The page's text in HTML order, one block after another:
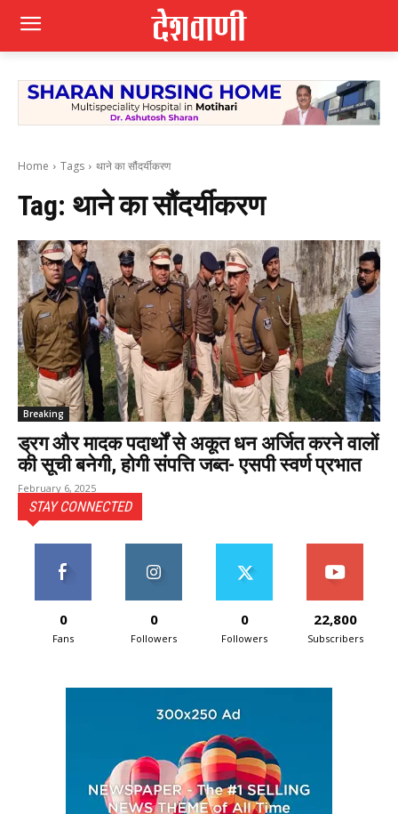
Home Tags थाने का सौंदर्यीकरण
Tag: थाने का सौंदर्यीकरण
Breaking
ड्रग और मादक पदार्थों से अकूत धन अर्जित करने वालों
की सूची बनेगी, होगी संपत्ति जब्त- एसपी स्वर्ण प्रभात
February 6, 2025
STAY CONNECTED
0
Fans
0
Followers
0
Followers
22,800
Subscribers